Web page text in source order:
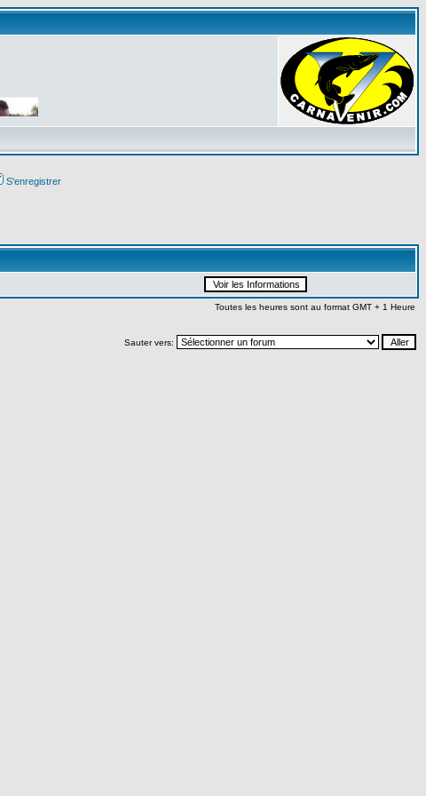
S'enregistrer
Toutes les heures sont au format GMT + 1 Heure
Sauter vers: